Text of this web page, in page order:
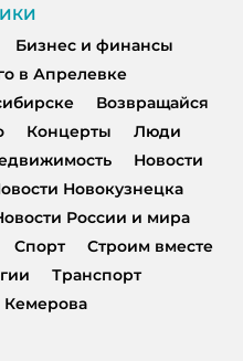
Бизнес и финансы
в Апрелевке
Возвращайся
Концерты
Люди
Новости
Новокузнецка
России и мира
Спорт
Строим вместе
Транспорт
Кемерова